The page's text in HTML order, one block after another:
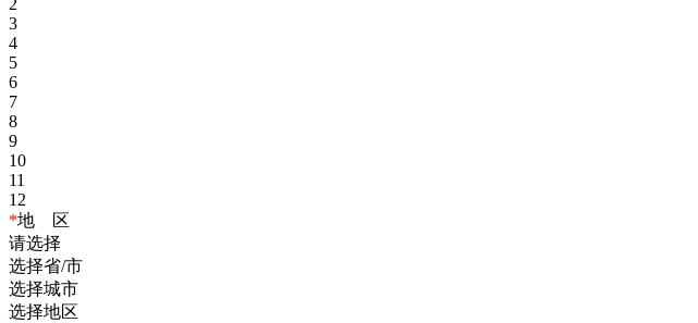
3
4
5
6
7
8
9
10
11
12
*地 区
请选择
选择省/市
选择城市
选择地区